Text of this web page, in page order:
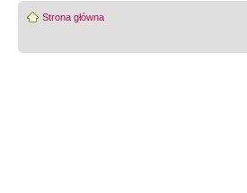
Strona główna